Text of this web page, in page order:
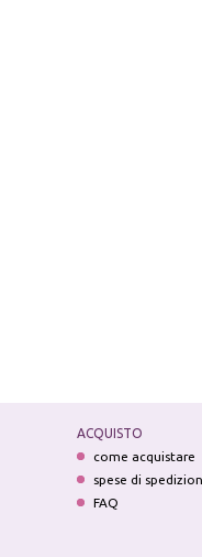
ACQUISTO
come acquistare
spese di
FAQ